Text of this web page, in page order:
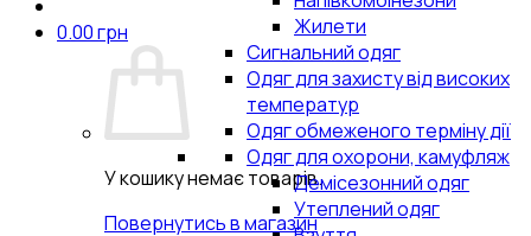
0.00грн
У кошику немає товарів.
Повернутись в магазин
Жилети
Сигнальний одяг
Одяг для захисту від високих
температур
Одяг обмеженого терміну дії
Одяг для охорони, камуфляж
Демісезонний одяг
Утеплений одяг